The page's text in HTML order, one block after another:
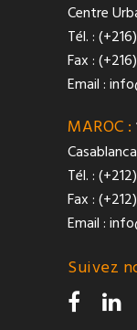
Centre
Tél. :
Fax :
Email :
MAROC :
Tél. :
Fax :
Email :
Suivez